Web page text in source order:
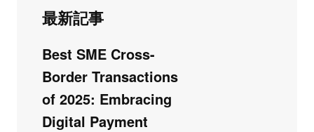
最新記事
Best SME Cross-
Border Transactions
of 2025: Embracing
Digital Payment